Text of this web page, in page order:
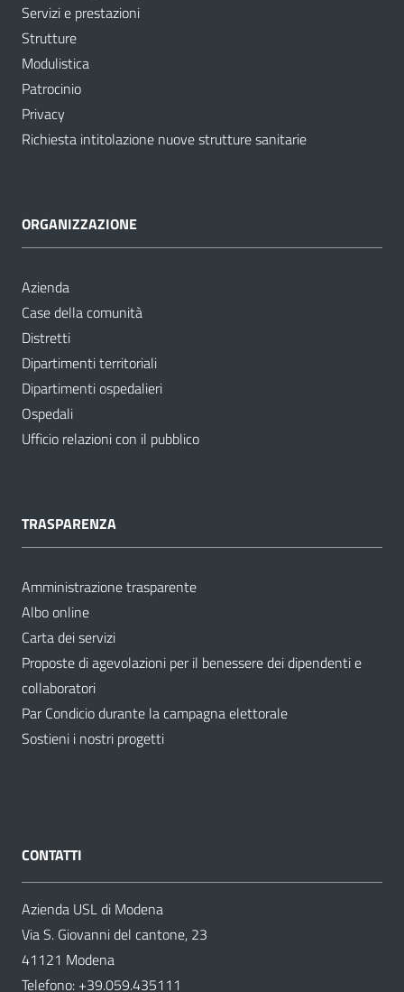
Servizi e prestazioni
Strutture
Modulistica
Patrocinio
Privacy
Richiesta intitolazione nuove strutture sanitarie
ORGANIZZAZIONE
Azienda
Case della comunità
Distretti
Dipartimenti territoriali
Dipartimenti ospedalieri
Ospedali
Ufficio relazioni con il pubblico
TRASPARENZA
Amministrazione trasparente
Albo online
Carta dei servizi
Proposte di agevolazioni per il benessere dei dipendenti e
collaboratori
Par Condicio durante la campagna elettorale
Sostieni i nostri progetti
CONTATTI
Azienda USL di Modena
Via S. Giovanni del cantone, 23
41121 Modena
Telefono: +39.059.435111